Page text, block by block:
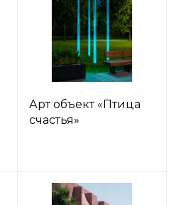
Арт объект «Птица
счастья»